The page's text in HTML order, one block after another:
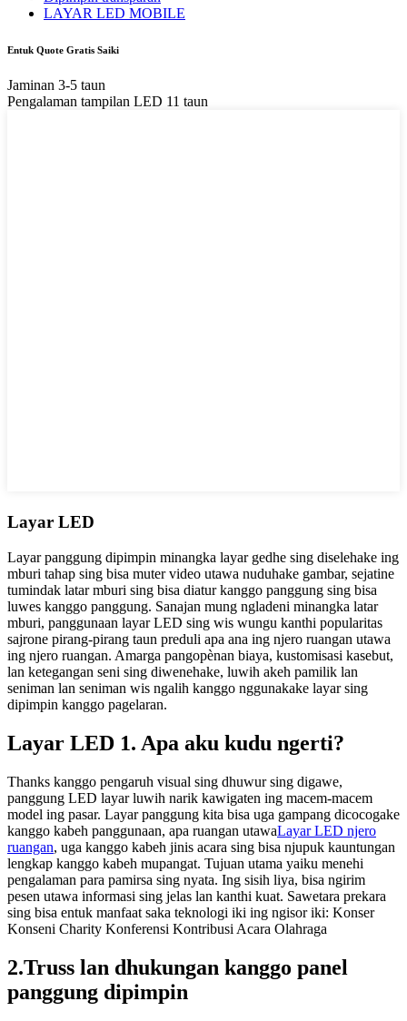
LAYAR LED MOBILE
Entuk Quote Gratis Saiki
Jaminan 3-5 taun
Pengalaman tampilan LED 11 taun
Layar LED
Layar panggung dipimpin minangka layar gedhe sing diselehake ing
mburi tahap sing bisa muter video utawa nuduhake gambar, sejatine
tumindak latar mburi sing bisa diatur kanggo panggung sing bisa
luwes kanggo panggung. Sanajan mung ngladeni minangka latar
mburi, panggunaan layar LED sing wis wungu kanthi popularitas
sajrone pirang-pirang taun preduli apa ana ing njero ruangan utawa
ing njero ruangan. Amarga pangopènan biaya, kustomisasi kasebut,
lan ketegangan seni sing diwenehake, luwih akeh pamilik lan
seniman lan seniman wis ngalih kanggo nggunakake layar sing
dipimpin kanggo pagelaran.
Layar LED 1. Apa aku kudu ngerti?
Thanks kanggo pengaruh visual sing dhuwur sing digawe,
panggung LED layar luwih narik kawigaten ing macem-macem
model ing pasar. Layar panggung kita bisa uga gampang dicocogake
kanggo kabeh panggunaan, apa ruangan utawaLayar LED njero
ruangan, uga kanggo kabeh jinis acara sing bisa njupuk kauntungan
lengkap kanggo kabeh mupangat. Tujuan utama yaiku menehi
pengalaman para pamirsa sing nyata. Ing sisih liya, bisa ngirim
pesen utawa informasi sing jelas lan kanthi kuat. Sawetara prekara
sing bisa entuk manfaat saka teknologi iki ing ngisor iki: Konser
Konseni Charity Konferensi Kontribusi Acara Olahraga
2.Truss lan dhukungan kanggo panel
panggung dipimpin